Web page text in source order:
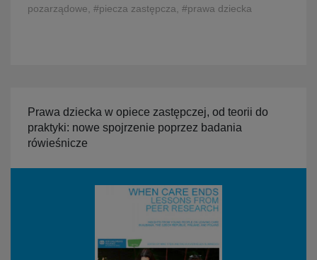
pozarządowe, #piecza zastępcza, #prawa dziecka
Prawa dziecka w opiece zastępczej, od teorii do
praktyki: nowe spojrzenie poprzez badania
rówieśnicze